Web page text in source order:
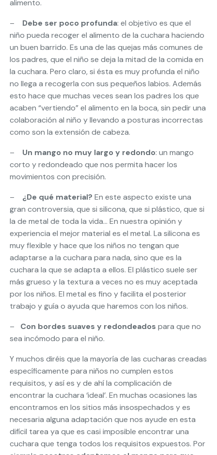
alimento.
– Debe ser poco profunda: el objetivo es que el
niño pueda recoger el alimento de la cuchara haciendo
un buen barrido. Es una de las quejas más comunes de
los padres, que el niño se deja la mitad de la comida en
la cuchara. Pero claro, si ésta es muy profunda el niño
no llega a recogerla con sus pequeños labios. Además
esto hace que muchas veces sean los padres los que
acaben “vertiendo” el alimento en la boca, sin pedir una
colaboración al niño y llevando a posturas incorrectas
como son la extensión de cabeza.
– Un mango no muy largo y redondo: un mango
corto y redondeado que nos permita hacer los
movimientos con precisión.
–
¿De qué material? En este aspecto existe una
gran controversia, que si silicona, que si plástico, que si
la de metal de toda la vida… En nuestra opinión y
experiencia el mejor material es el metal. La silicona es
muy flexible y hace que los niños no tengan que
adaptarse a la cuchara para nada, sino que es la
cuchara la que se adapta a ellos. El plástico suele ser
más grueso y la textura a veces no es muy aceptada
por los niños. El metal es fino y facilita el posterior
trabajo y guía o ayuda que haremos con los niños.
– Con bordes suaves y redondeados para que no
sea incómodo para el niño.
Y muchos diréis que la mayoría de las cucharas creadas
específicamente para niños no cumplen estos
requisitos, y así es y de ahí la complicación de
encontrar la cuchara ‘ideal’. En muchas ocasiones las
encontramos en los sitios más insospechados y es
necesaria alguna adaptación que nos ayude en esta
difícil tarea ya que es casi imposible encontrar una
cuchara que tenga todos los requisitos expuestos. Por